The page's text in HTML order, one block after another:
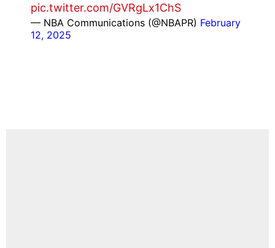
pic.twitter.com/GVRgLx1ChS
— NBA Communications (@NBAPR) February
12, 2025